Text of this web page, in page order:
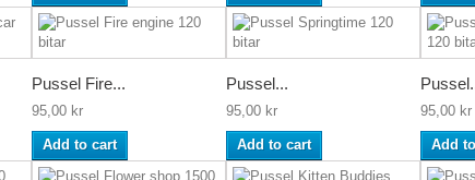
Pussel Fire...
95,00 kr
Add to cart
Pussel...
95,00 kr
Add to cart
95,00 kr
Add